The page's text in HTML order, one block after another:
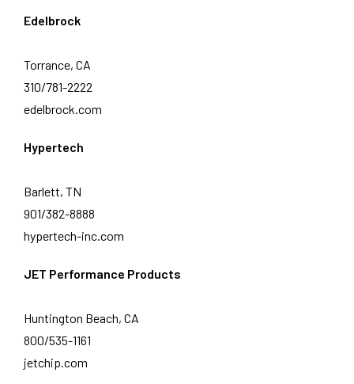
Edelbrock
Torrance, CA
310/781-2222
edelbrock.com
Hypertech
Barlett, TN
901/382-8888
hypertech-inc.com
JET Performance Products
Huntington Beach, CA
800/535-1161
jetchip.com